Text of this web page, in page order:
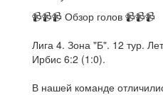
📹📹📹 Обзор голов 📹📹📹
Лига 4. Зона "Б". 12 тур.
Ирбис 6:2 (1:0).
В нашей команде